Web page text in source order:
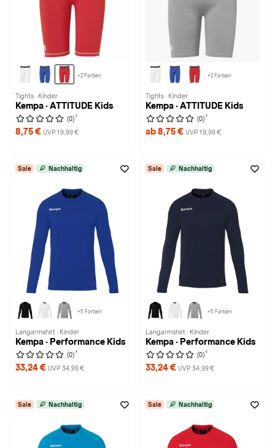
+2 Farben
Tights · Kinder
Kempa · ATTITUDE Kids
(0) 1
8,75 € UVP 19,99 €
+2 Farben
Tights · Kinder
Kempa · ATTITUDE Kids
(0) 1
ab 8,75 € UVP 19,99 €
Sale Nachhaltig
+5 Farben
Langarmshirt · Kinder
Kempa · Performance Kids
(0) 1
33,24 € UVP 34,99 €
Sale Nachhaltig
+5 Farben
Langarmshirt · Kinder
Kempa · Performance Kids
(0) 1
33,24 € UVP 34,99 €
Sale Nachhaltig Sale Nachhaltig